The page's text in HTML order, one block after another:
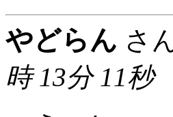
やどらん さ
時 13分 11秒